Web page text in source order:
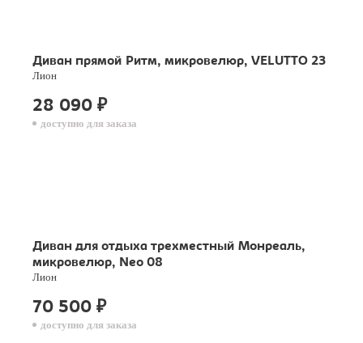
Диван прямой Ритм, микровелюр, VELUTTO 23
Лион
28 090 ₽
доступно для заказа
Диван для отдыха трехместный Монреаль,
микровелюр, Neo 08
Лион
70 500 ₽
доступно для заказа